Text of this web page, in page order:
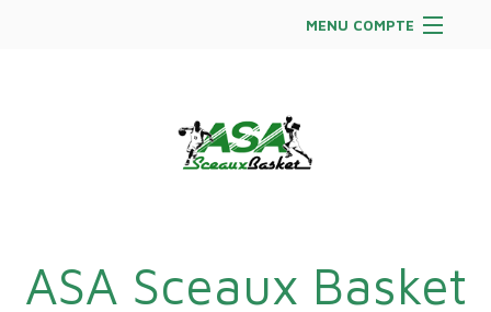
MENU COMPTE
Facebook
Se connecter
ASA Sceaux Basket